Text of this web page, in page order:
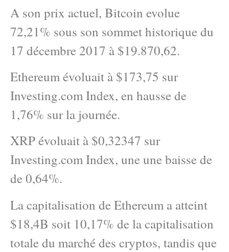
A son prix actuel, Bitcoin evolue
72,21% sous son sommet historique du
17 décembre 2017 à $19.870,62.
Ethereum évoluait à $173,75 sur
Investing.com Index, en hausse de
1,76% sur la journée.
XRP évoluait à $0,32347 sur
Investing.com Index, une une baisse de
de 0,64%.
La capitalisation de Ethereum a atteint
$18,4B soit 10,17% de la capitalisation
totale du marché des cryptos, tandis que